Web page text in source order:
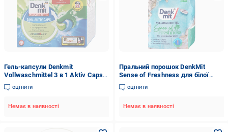
Гель-капсули Denkmit
Vollwaschmittel 3 в 1 Aktiv Caps
для прання білих і світлих речей
22 шт.
оцінити
Немає в наявності
Пральний порошок DenkMit
Sense of Freshness для білої
білизни 1,35 кг 20 прань (EPI-
15102025-733)
оцінити
Немає в наявності